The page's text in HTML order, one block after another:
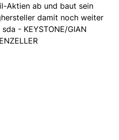
Aktien ab und baut sein
damit noch weiter
- KEYSTONE/GIAN